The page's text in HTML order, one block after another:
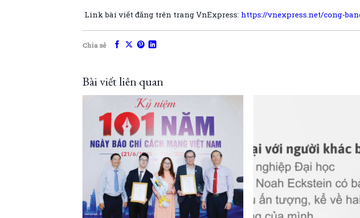
Link bài viết đăng trên trang VnExpress: https://vnexpress.net/cong-
Chia sẻ
Bài viết liên quan